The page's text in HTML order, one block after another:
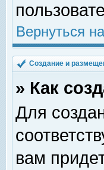
Вернуться
Создание и
» Как
Для
вам